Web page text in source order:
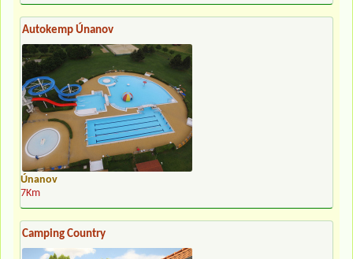
Autokemp Únanov
Únanov
7Km
Camping Country